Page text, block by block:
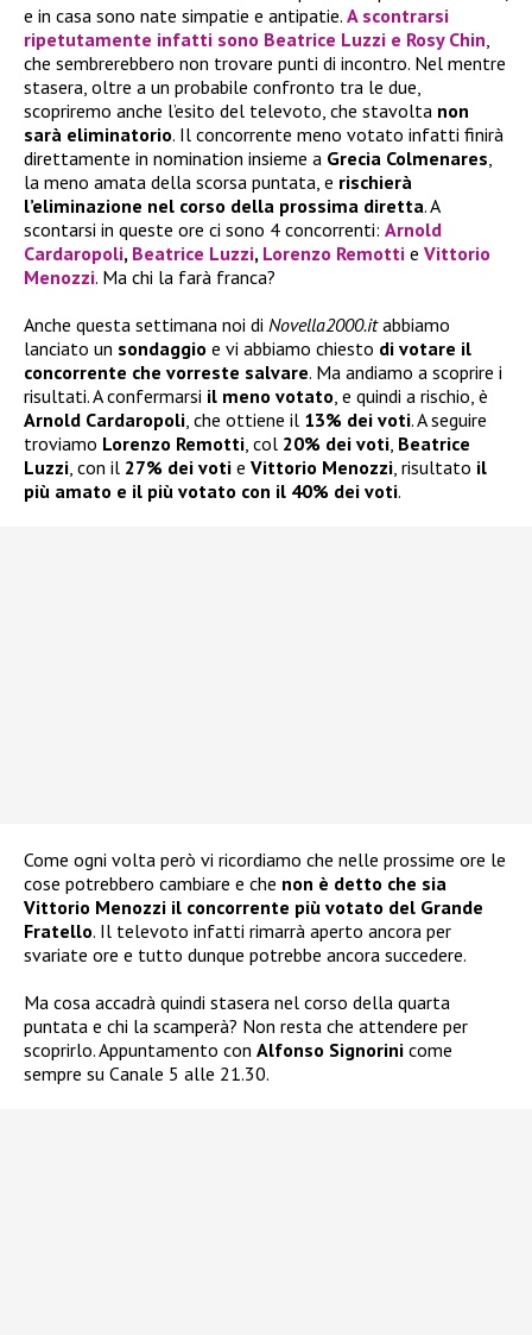
e in casa sono nate simpatie e antipatie. A scontrarsi
ripetutamente infatti sono Beatrice Luzzi e Rosy Chin,
che sembrerebbero non trovare punti di incontro. Nel mentre
stasera, oltre a un probabile confronto tra le due,
scopriremo anche l’esito del televoto, che stavolta non
sarà eliminatorio. Il concorrente meno votato infatti finirà
direttamente in nomination insieme a Grecia Colmenares,
la meno amata della scorsa puntata, e rischierà
l’eliminazione nel corso della prossima diretta. A
scontarsi in queste ore ci sono 4 concorrenti: Arnold
Cardaropoli, Beatrice Luzzi, Lorenzo Remotti e Vittorio
Menozzi. Ma chi la farà franca?
Anche questa settimana noi di Novella2000.itabbiamo
lanciato un sondaggio e vi abbiamo chiesto di votare il
concorrente che vorreste salvare. Ma andiamo a scoprire i
risultati. A confermarsi il meno votato, e quindi a rischio, è
Arnold Cardaropoli, che ottiene il 13% dei voti. A seguire
troviamo Lorenzo Remotti, col 20% dei voti, Beatrice
Luzzi, con il 27% dei voti e Vittorio Menozzi, risultato il
più amato e il più votato con il 40% dei voti.
Come ogni volta però vi ricordiamo che nelle prossime ore le
cose potrebbero cambiare e che non è detto che sia
Vittorio Menozzi il concorrente più votato del Grande
Fratello. Il televoto infatti rimarrà aperto ancora per
svariate ore e tutto dunque potrebbe ancora succedere.
Ma cosa accadrà quindi stasera nel corso della quarta
puntata e chi la scamperà? Non resta che attendere per
scoprirlo. Appuntamento con Alfonso Signorini come
sempre su Canale 5 alle 21.30.